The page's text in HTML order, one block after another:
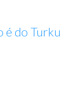
é do Turku